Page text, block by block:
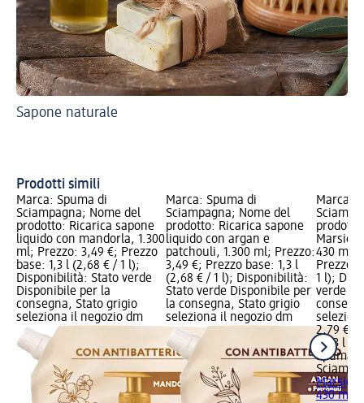
Sapone naturale
Prodotti simili
Marca: Spuma di
Sciampagna; Nome del
prodotto: Ricarica sapone
liquido con mandorla, 1.300
ml; Prezzo: 3,49 €; Prezzo
base: 1,3 l (2,68 € / 1 l);
Disponibilità: Stato verde
Disponibile per la
consegna, Stato grigio
seleziona il negozio dm
Marca: Spuma di
Sciampagna; Nome del
prodotto: Ricarica sapone
liquido con argan e
patchouli, 1.300 ml; Prezzo:
3,49 €; Prezzo base: 1,3 l
(2,68 € / 1 l); Disponibilità:
Stato verde Disponibile per
la consegna, Stato grigio
seleziona il negozio dm
Marca:
430 ml;
Prezzo
1 l);
verde
2,79 €
0,43 l
Spuma
430 ml